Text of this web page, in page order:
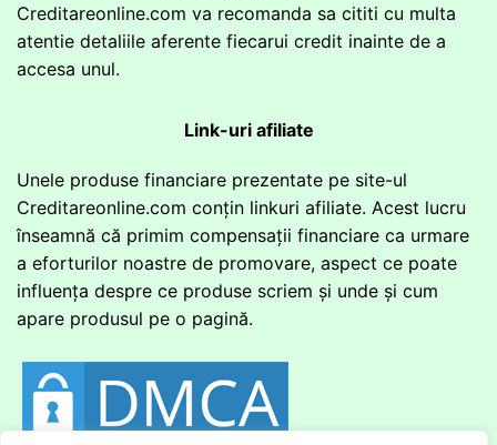
Creditareonline.com va recomanda sa cititi cu multa
atentie detaliile aferente fiecarui credit inainte de a
accesa unul.
Link-uri afiliate
Unele produse financiare prezentate pe site-ul
Creditareonline.com conțin linkuri afiliate. Acest lucru
înseamnă că primim compensații financiare ca urmare
a eforturilor noastre de promovare, aspect ce poate
influența despre ce produse scriem și unde și cum
apare produsul pe o pagină.